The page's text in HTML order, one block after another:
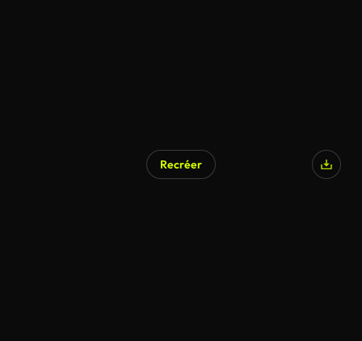
Recréer